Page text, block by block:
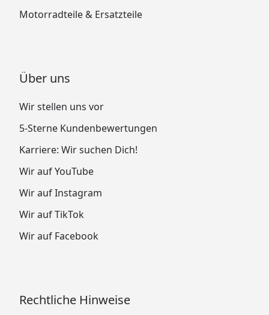
Motorradteile & Ersatzteile
Über uns
Wir stellen uns vor
5-Sterne Kundenbewertungen
Karriere: Wir suchen Dich!
Wir auf YouTube
Wir auf Instagram
Wir auf TikTok
Wir auf Facebook
Rechtliche Hinweise